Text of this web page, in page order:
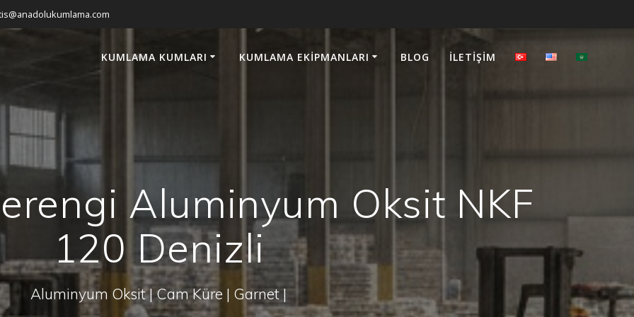
KUMLAMA KUMLARI KUMLAMA EKIPMANLARI BLOG İLETIŞIM
Aluminyum Oksit NKF
120 Denizli
Aluminyum Oksit | Cam Küre | Garnet |